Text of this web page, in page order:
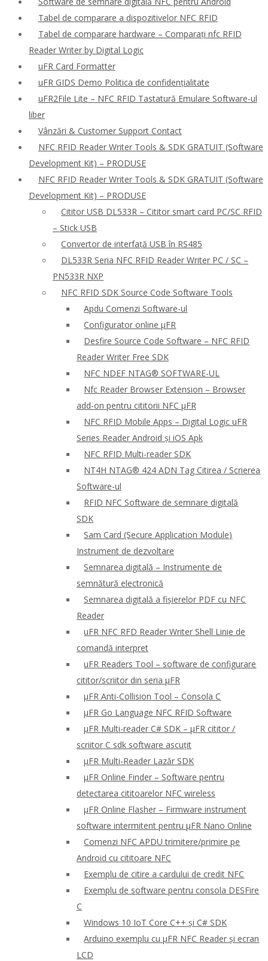
Tabel de comparare a dispozitivelor NFC RFID
Tabel de comparare hardware – Comparați nfc RFID
Reader Writer by Digital Logic
uFR Card Formatter
uFR GIDS Demo Politica de confidențialitate
uFR2File Lite – NFC RFID Tastatură Emulare Software-ul
liber
Vânzări & Customer Support Contact
NFC RFID Reader Writer Tools & SDK GRATUIT (Software
Development Kit) – PRODUSE
NFC RFID Reader Writer Tools & SDK GRATUIT (Software
Development Kit) – PRODUSE
Cititor USB DL533R – Cititor smart card PC/SC RFID
– Stick USB
Convertor de interfață USB în RS485
DL533R Seria NFC RFID Reader Writer PC / SC –
PN533R NXP
NFC RFID SDK Source Code Software Tools
Apdu Comenzi Software-ul
Configurator online μFR
Desfire Source Code Software – NFC RFID
Reader Writer Free SDK
NFC NDEF NTAG® SOFTWARE-UL
Nfc Reader Browser Extension – Browser
add-on pentru cititorii NFC μFR
NFC RFID Mobile Apps – Digital Logic uFR
Series Reader Android și iOS Apk
NFC RFID Multi-reader SDK
NT4H NTAG® 424 ADN Tag Citirea / Scrierea
Software-ul
RFID NFC Software de semnare digitală
SDK
Sam Card (Secure Application Module)
Instrument de dezvoltare
Semnarea digitală – Instrumente de
semnătură electronică
Semnarea digitală a fișierelor PDF cu NFC
Reader
uFR NFC RFD Reader Writer Shell Linie de
comandă interpret
uFR Readers Tool – software de configurare
cititor/scriitor din seria μFR
μFR Anti-Collision Tool – Consola C
μFR Go Language NFC RFID Software
μFR Multi-reader C# SDK – μFR cititor /
scriitor C sdk software ascuțit
μFR Multi-Reader Lazăr SDK
μFR Online Finder – Software pentru
detectarea cititoarelor NFC wireless
μFR Online Flasher – Firmware instrument
software intermitent pentru μFR Nano Online
Comenzi NFC APDU trimitere/primire pe
Android cu cititoare NFC
Exemplu de citire a cardului de credit NFC
Exemplu de software pentru consola DESFire
C
Windows 10 IoT Core C++ și C# SDK
Arduino exemplu cu μFR NFC Reader și ecran
LCD